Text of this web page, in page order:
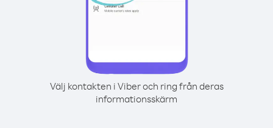
Välj kontakten i Viber och ring från deras
informationsskärm